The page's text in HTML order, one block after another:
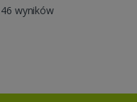
wyników